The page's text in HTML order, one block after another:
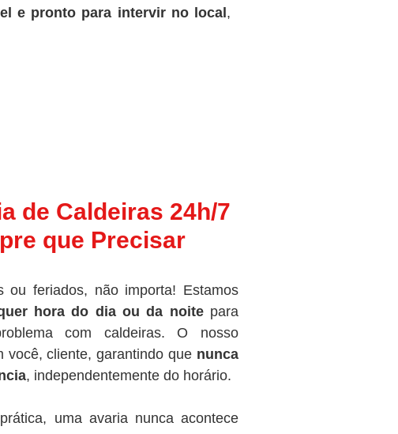
e pronto para intervir no local ,
de Caldeiras 24h/7
que Precisar
ou feriados, não importa! Estamos
hora do dia ou da noitepara
com caldeiras. O nosso
você, cliente, garantindo que nunca
, independentemente do horário.
uma avaria nunca acontece